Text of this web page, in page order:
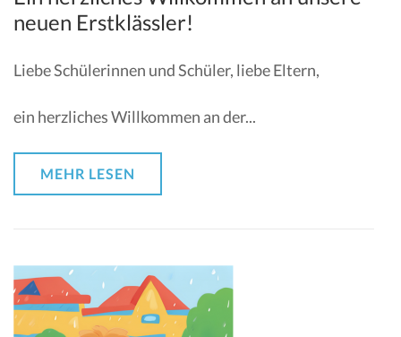
neuen Erstklässler!
Liebe Schülerinnen und Schüler, liebe Eltern,
ein herzliches Willkommen an der...
MEHR LESEN